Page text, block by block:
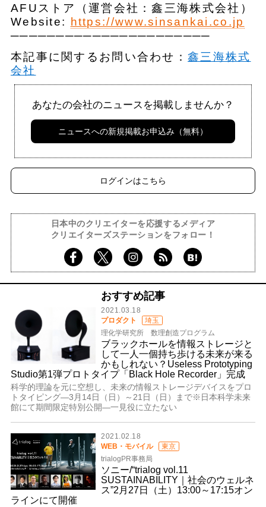
AFUストア（運営会社：鑫三海株式会社）
Website: https://www.sinsankai.co.jp
──────────────────────
本記事に関するお問い合わせ：鑫三海株式
会社
あなたの会社のニュースを掲載しませんか？
ニュースへの新規掲載お申込み（無料）
ログインはこちら
日本中のクリエイターを応援するメディア
クリエイターズステーションをフォロー！
おすすめ記事
2021.03.18
プロダクト
埼玉
理化学研究所 数理創造プログラム
ブラックホールを情報ストレージと
して一人一個持ち歩ける未来が来る
かもしれない？Useless Prototyping
Studio第1弾プロトタイプ「Black Hole Recorder」完成
科学的理論を元に空想し、未来の情報ストレージデバイスをプロ
トタイピング―3月14日（日）～21日（日）まで※日本科学未来
館にて期間限定特別公開―一見役に立たない
2021.02.18
WEB・モバイル
東京
trialogPR事務局
ソニー/“trialog vol.11
SUSTAINABILITY｜社会のウェルネ
ス”2月27日（土）13:00～17:15オン
ラインにて開催